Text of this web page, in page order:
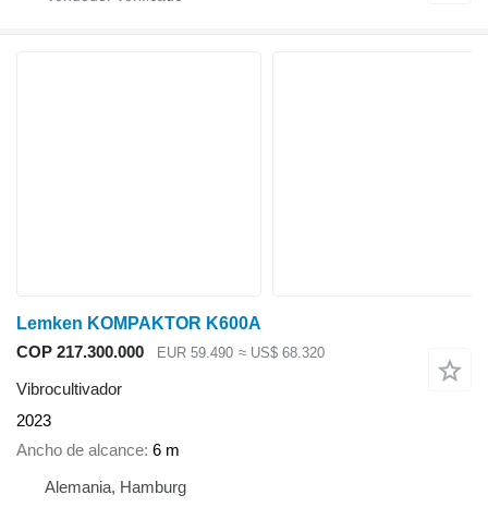
Lemken KOMPAKTOR K600A
COP 217.300.000
EUR 59.490 ≈ US$ 68.320
Vibrocultivador
2023
Ancho de alcance 6 m
Alemania, Hamburg